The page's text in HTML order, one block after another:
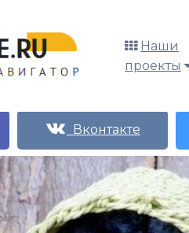
Наши
проекты
Вконтакте